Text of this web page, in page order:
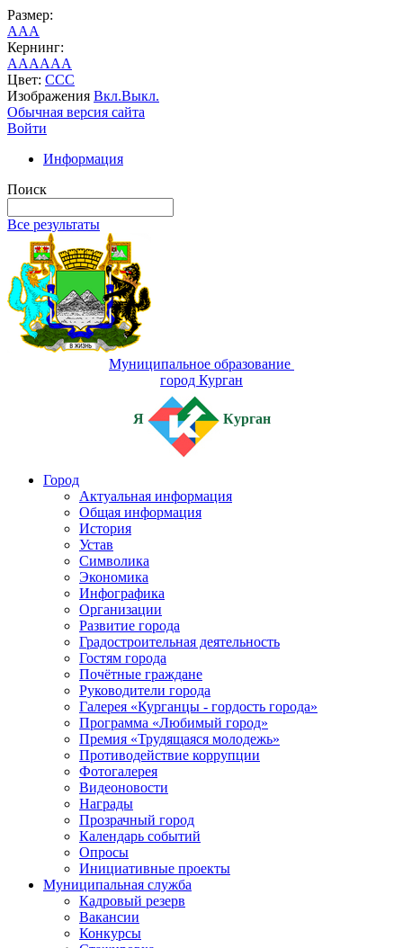
Размер:
AAA
Кернинг:
AAAAAA
Цвет: CCC
Изображения Вкл.Выкл.
Обычная версия сайта
Войти
Информация
Поиск
Все результаты
Муниципальное образование
город Курган
Я Курган
Город
Актуальная информация
Общая информация
История
Устав
Символика
Экономика
Инфографика
Организации
Развитие города
Градостроительная деятельность
Гостям города
Почётные граждане
Руководители города
Галерея «Курганцы - гордость города»
Программа «Любимый город»
Премия «Трудящаяся молодежь»
Противодействие коррупции
Фотогалерея
Видеоновости
Награды
Прозрачный город
Календарь событий
Опросы
Инициативные проекты
Муниципальная служба
Кадровый резерв
Вакансии
Конкурсы